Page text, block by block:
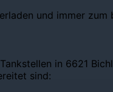
und immer zum
in 6621
sind: